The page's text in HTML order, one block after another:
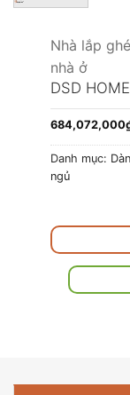
Nhà lắp
nhà ở
DSD
684,072,000
Danh mục:
ngủ